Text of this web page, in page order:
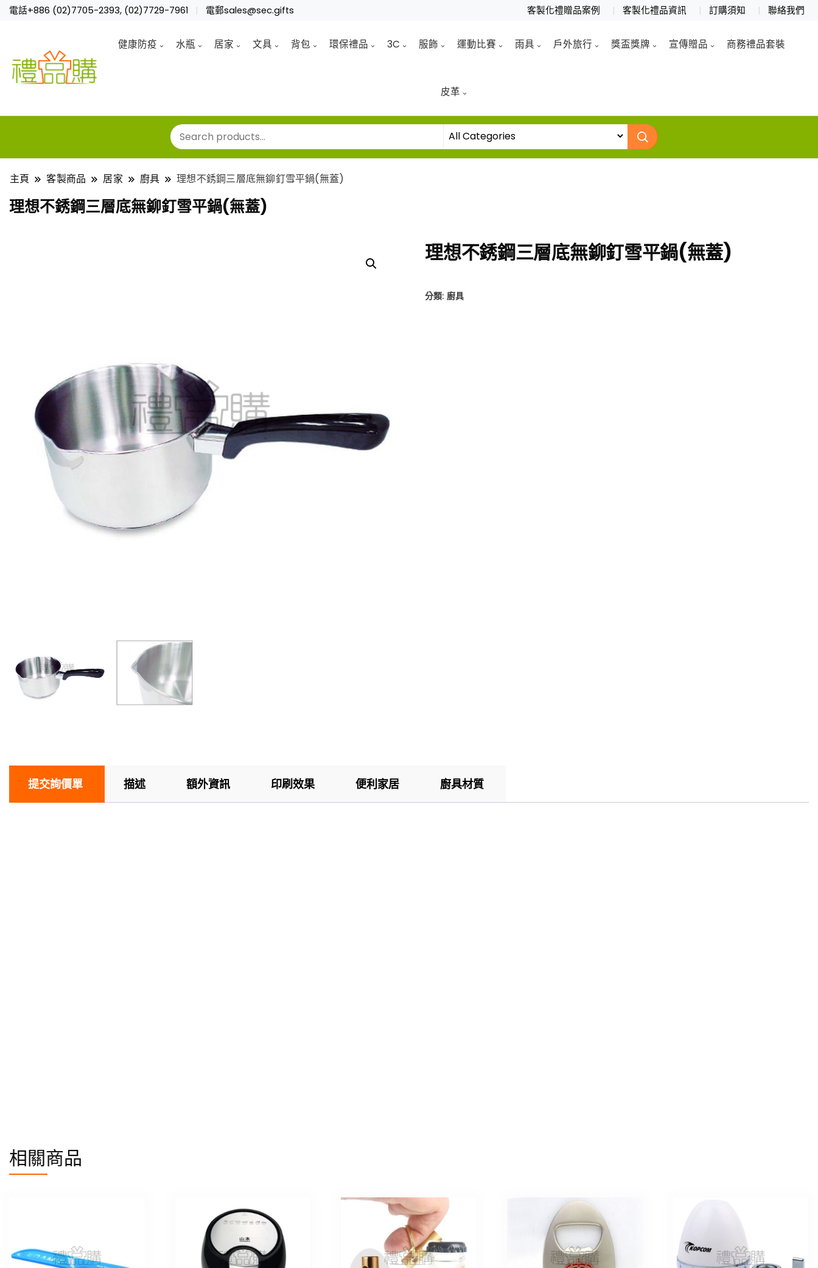
電話+886 (02)7705-2393, (02)7729-7961 電郵sales@sec.gifts 客製化禮贈品案例 客製化禮品資訊 訂購須知 聯絡我們
健康防疫 水瓶 居家 文具 背包 環保禮品 3C 服飾 運動比賽 雨具 戶外旅行 獎盃獎牌 宣傳贈品 商務禮品套裝
皮革
主頁 客製商品 居家 廚具 理想不銹鋼三層底無鉚釘雪平鍋(無蓋)
理想不銹鋼三層底無鉚釘雪平鍋(無蓋)
理想不銹鋼三層底無鉚釘雪平鍋(無蓋)
分類: 廚具
提交詢價單 描述 額外資訊 印刷效果 便利家居 廚具材質
相關商品